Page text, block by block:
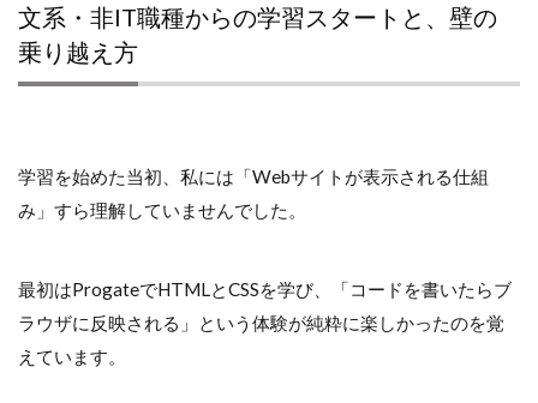
文系・非IT職種からの学習スタートと、壁の
乗り越え方
学習を始めた当初、私には「Webサイトが表示される仕組
み」すら理解していませんでした。
最初はProgateでHTMLとCSSを学び、「コードを書いたらブ
ラウザに反映される」という体験が純粋に楽しかったのを覚
えています。